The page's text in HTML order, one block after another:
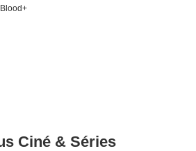
Blood+
Ciné & Séries